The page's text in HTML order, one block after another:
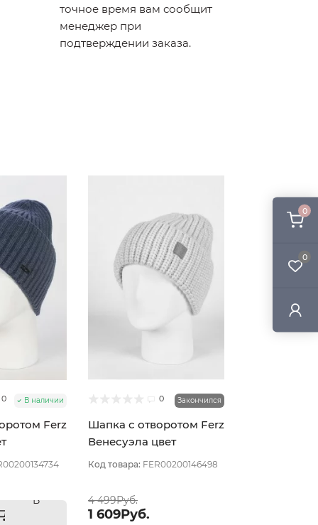
0
0
точное время вам сообщит
менеджер при
подтверждении заказа.
0 В наличии
Ferz
В
0 Закончился
Шапка с отворотом Ferz
Венесуэла цвет
Голубой
Код товара: FER00200146498
4 499Руб.
1 609Руб.